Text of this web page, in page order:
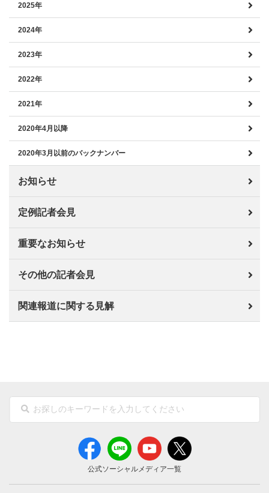
2025年
2024年
2023年
2022年
2021年
2020年4月以降
2020年3月以前のバックナンバー
お知らせ
定例記者会見
重要なお知らせ
その他の記者会見
関連報道に関する見解
公式ソーシャルメディア一覧